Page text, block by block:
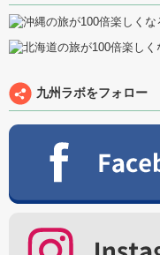
九州ラボをフォロー